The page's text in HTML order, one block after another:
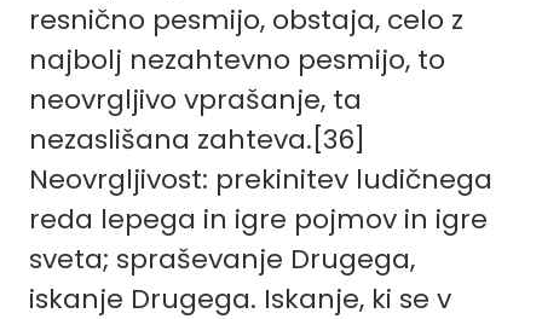
resnično pesmijo, obstaja, celo z
najbolj nezahtevno pesmijo, to
neovrgljivo vprašanje, ta
nezaslišana zahteva.[36]
Neovrgljivost: prekinitev ludičnega
reda lepega in igre pojmov in igre
sveta; spraševanje Drugega,
iskanje Drugega. Iskanje, ki se v